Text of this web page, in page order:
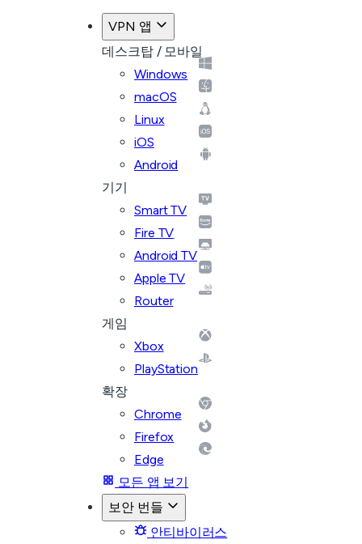
VPN 앱
데스크탑 / 모바일
Windows
macOS
Linux
iOS
Android
기기
Smart TV
Fire TV
Android TV
Apple TV
Router
게임
Xbox
PlayStation
확장
Chrome
Firefox
Edge
모든 앱 보기
보안 번들
안티바이러스